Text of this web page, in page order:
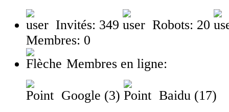
Invités: 349
Robots: 20
Membres: 0
Membres en ligne:
Google (3) Baidu (17)